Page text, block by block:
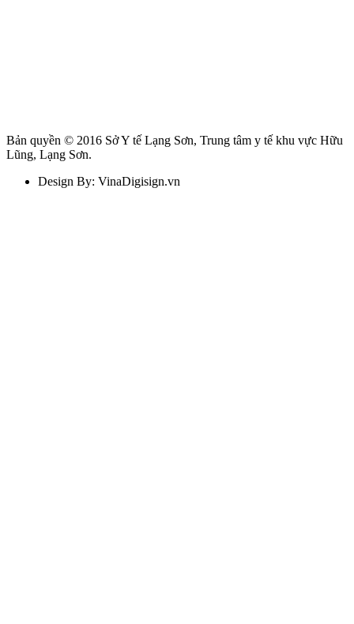
Bản quyền © 2016 Sở Y tế Lạng Sơn, Trung tâm y tế khu vực Hữu
Lũng, Lạng Sơn.
Design By: VinaDigisign.vn